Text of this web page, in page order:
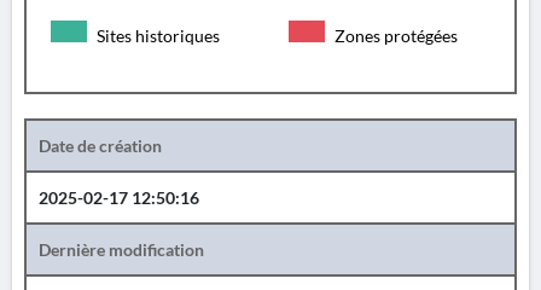
Sites historiques Zones protégées
Date de création
2025-02-17 12:50:16
Dernière modification